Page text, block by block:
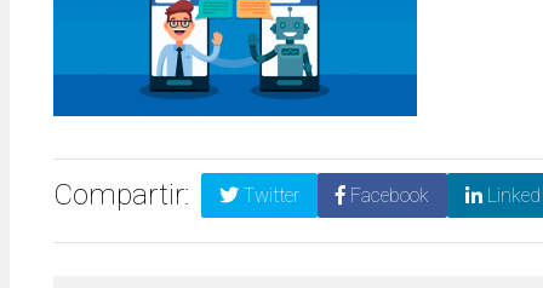
Compartir: Twitter Facebook